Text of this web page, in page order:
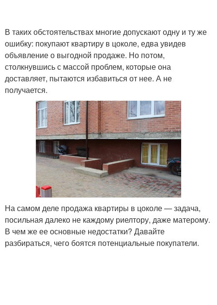
В таких обстоятельствах многие допускают одну и ту же
ошибку: покупают квартиру в цоколе, едва увидев
объявление о выгодной продаже. Но потом,
столкнувшись с массой проблем, которые она
доставляет, пытаются избавиться от нее. А не
получается.
На самом деле продажа квартиры в цоколе — задача,
посильная далеко не каждому риелтору, даже матерому.
В чем же ее основные недостатки? Давайте
разбираться, чего боятся потенциальные покупатели.